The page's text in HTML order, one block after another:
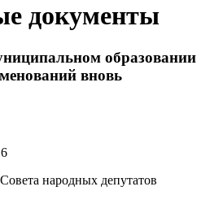
документы
образовании
вновь
народных депутатов